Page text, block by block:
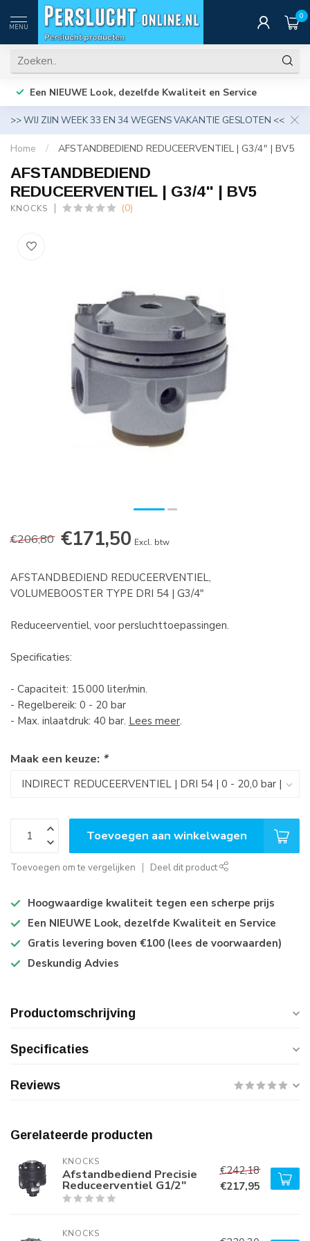
MENU
0
Een NIEUWE Look, dezelfde Kwaliteit en Service
>> WIJ ZIJN WEEK 33 EN 34 WEGENS VAKANTIE GESLOTEN <<
Home / AFSTANDBEDIEND REDUCEERVENTIEL | G3/4" | BV5
AFSTANDBEDIEND
REDUCEERVENTIEL | G3/4" | BV5
KNOCKS (0)
€206,80 €171,50 Excl. btw
AFSTANDBEDIEND REDUCEERVENTIEL,
VOLUMEBOOSTER TYPE DRI 54 | G3/4"
Reduceerventiel, voor persluchttoepassingen.
Specificaties:
- Capaciteit: 15.000 liter/min.
- Regelbereik: 0 - 20 bar
- Max. inlaatdruk: 40 bar. Lees meer.
Maak een keuze: *
Toevoegen aan winkelwagen
Toevoegen om te vergelijken Deel dit product
Hoogwaardige kwaliteit tegen een scherpe prijs
Een NIEUWE Look, dezelfde Kwaliteit en Service
Gratis levering boven €100 (lees de voorwaarden)
Deskundig Advies
Productomschrijving
Specificaties
Reviews
Gerelateerde producten
KNOCKS
Afstandbediend Precisie
Reduceerventiel G1/2"
€242,18
€217,95
KNOCKS